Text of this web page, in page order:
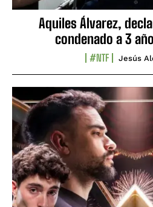
Aquiles Álvarez,
condenado a 3
#NTF Jesús